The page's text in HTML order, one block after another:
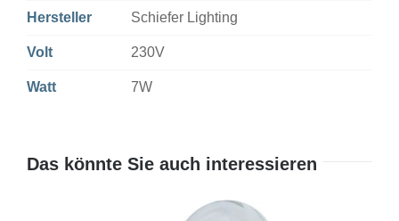
Hersteller Schiefer Lighting
Volt 230V
Watt 7W
Das könnte Sie auch interessieren